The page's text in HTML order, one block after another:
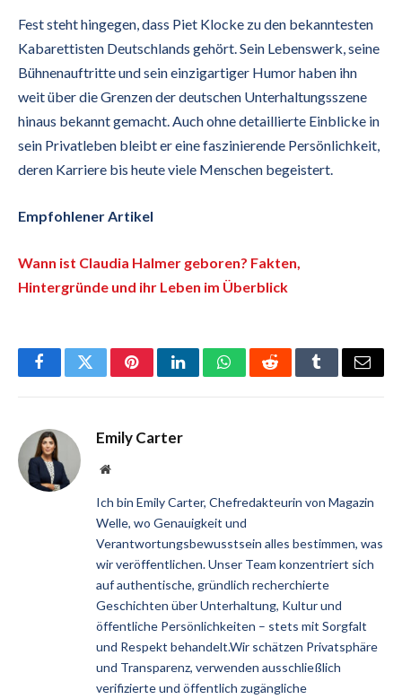
Fest steht hingegen, dass Piet Klocke zu den bekanntesten
Kabarettisten Deutschlands gehört. Sein Lebenswerk, seine
Bühnenauftritte und sein einzigartiger Humor haben ihn
weit über die Grenzen der deutschen Unterhaltungsszene
hinaus bekannt gemacht. Auch ohne detaillierte Einblicke in
sein Privatleben bleibt er eine faszinierende Persönlichkeit,
deren Karriere bis heute viele Menschen begeistert.
Empfohlener Artikel
Wann ist Claudia Halmer geboren? Fakten,
Hintergründe und ihr Leben im Überblick
FacebookTwitterPinterestLinkedInWhatsAppRedditTumblrEmail
Emily Carter
Website
Ich bin Emily Carter, Chefredakteurin von Magazin
Welle, wo Genauigkeit und
Verantwortungsbewusstsein alles bestimmen, was
wir veröffentlichen. Unser Team konzentriert sich
auf authentische, gründlich recherchierte
Geschichten über Unterhaltung, Kultur und
öffentliche Persönlichkeiten – stets mit Sorgfalt
und Respekt behandelt.Wir schätzen Privatsphäre
und Transparenz, verwenden ausschließlich
verifizierte und öffentlich zugängliche